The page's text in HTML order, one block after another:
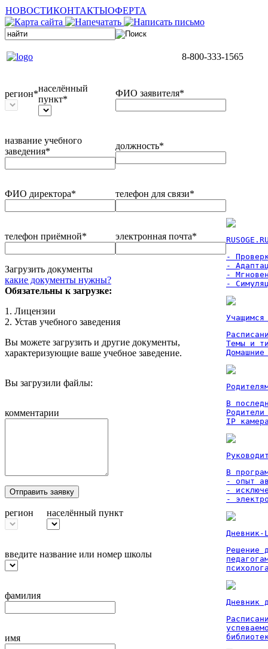
НОВОСТИКОНТАКТЫОФЕРТА
8-800-333-1565
регион*
населённый
пункт*
ФИО заявителя*
название учебного
заведения*
должность*
ФИО директора* телефон для связи*
телефон приёмной* электронная почта*
Загрузить документы
какие документы нужны?
Обязательны к загрузке:
1. Лицензии
2. Устав учебного заведения
Вы можете загрузить и другие документы,
характеризующие ваше учебное заведение.
Вы загрузили файлы:
комментарии
Отправить заявку
регион населённый пункт
введите название или номер школы
фамилия
имя
-
-
-
-
Темы и
Домашние
В
IP
В
- опыт
-
-
Дневник-
Решение
Дневник